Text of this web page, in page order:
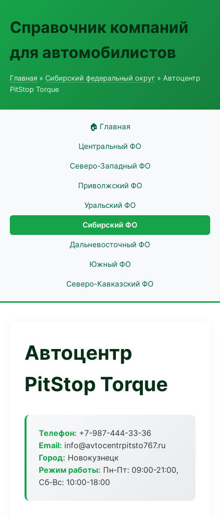
Справочник компаний
для автомобилистов
Главная » Сибирский федеральный округ » Автоцентр
PitStop Torque
🏠 Главная
Центральный ФО
Северо-Западный ФО
Приволжский ФО
Уральский ФО
Сибирский ФО
Дальневосточный ФО
Южный ФО
Северо-Кавказский ФО
Автоцентр
PitStop Torque
Телефон: +7-987-444-33-36
Email: info@avtocentrpitsto767.ru
Город: Новокузнецк
Режим работы: Пн-Пт: 09:00-21:00,
Сб-Вс: 10:00-18:00